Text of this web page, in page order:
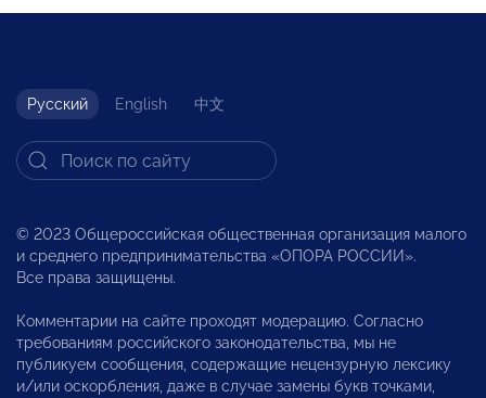
Русский English 中文
© 2023 Общероссийская общественная организация малого
и среднего предпринимательства «ОПОРА РОССИИ».
Все права защищены.
Комментарии на сайте проходят модерацию. Согласно
требованиям российского законодательства, мы не
публикуем сообщения, содержащие нецензурную лексику
и/или оскорбления, даже в случае замены букв точками,